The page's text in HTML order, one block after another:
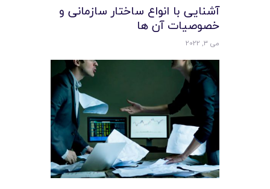
آشنایی با انواع ساختار سازمانی و
خصوصیات آن ها
می 3, 2022